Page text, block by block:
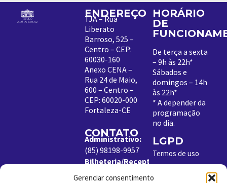
Gerenciar consentimento
ENDEREÇO
TJA – Rua
Liberato
Barroso, 525 –
Centro – CEP:
60030-160
Anexo CENA –
Rua 24 de Maio,
600 – Centro –
CEP: 60020-000
Fortaleza-CE
CONTATO
Administrativo:
(85) 98198-9957
Bilheteria/Receptivo:
(85) 99204-8843
HORÁRIO
DE
De terça a sexta
– 9h às 22h*
Sábados e
domingos – 14h
às 22h*
* A depender da
programação
no dia.
LGPD
Termos de uso